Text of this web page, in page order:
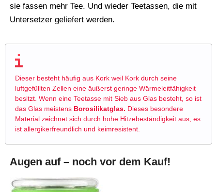
sie fassen mehr Tee. Und wieder Teetassen, die mit
Untersetzer geliefert werden.
Dieser besteht häufig aus Kork weil Kork durch seine
luftgefüllten Zellen eine äußerst geringe Wärmeleitfähigkeit
besitzt. Wenn eine Teetasse mit Sieb aus Glas besteht, so ist
das Glas meistens Borosilikatglas. Dieses besondere
Material zeichnet sich durch hohe Hitzebeständigkeit aus, es
ist allergikerfreundlich und keimresistent.
Augen auf – noch vor dem Kauf!